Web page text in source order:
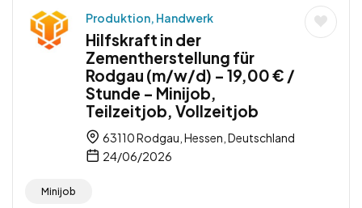
Produktion, Handwerk
Hilfskraft in der
Zementherstellung für
Rodgau (m/w/d) – 19,00 € /
Stunde – Minijob,
Teilzeitjob, Vollzeitjob
63110 Rodgau, Hessen, Deutschland
24/06/2026
Minijob